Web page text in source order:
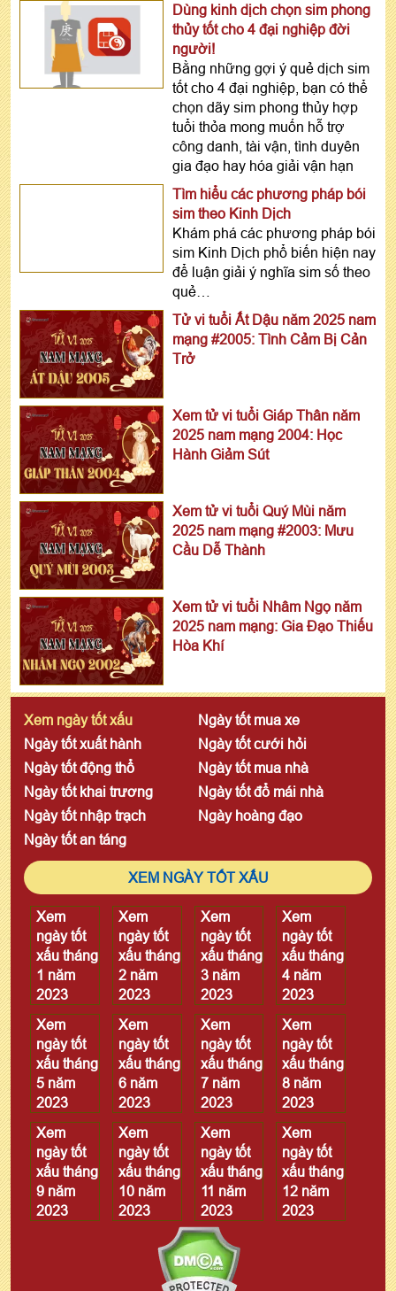
Dùng kinh dịch chọn sim phong
thủy tốt cho 4 đại nghiệp đời
người!
Bằng những gợi ý quẻ dịch sim
tốt cho 4 đại nghiệp, bạn có thể
chọn dãy sim phong thủy hợp
tuổi thỏa mong muốn hỗ trợ
công danh, tài vận, tình duyên
gia đạo hay hóa giải vận hạn
Tìm hiểu các phương pháp bói
sim theo Kinh Dịch
Khám phá các phương pháp bói
sim Kinh Dịch phổ biến hiện nay
để luận giải ý nghĩa sim số theo
quẻ…
Tử vi tuổi Ất Dậu năm 2025 nam
mạng #2005: Tình Cảm Bị Cản
Trở
Xem tử vi tuổi Giáp Thân năm
2025 nam mạng 2004: Học
Hành Giảm Sút
Xem tử vi tuổi Quý Mùi năm
2025 nam mạng #2003: Mưu
Cầu Dễ Thành
Xem tử vi tuổi Nhâm Ngọ năm
2025 nam mạng: Gia Đạo Thiếu
Hòa Khí
Xem ngày tốt xấu
Ngày tốt mua xe
Ngày tốt xuất hành
Ngày tốt cưới hỏi
Ngày tốt động thổ
Ngày tốt mua nhà
Ngày tốt khai trương
Ngày tốt đổ mái nhà
Ngày tốt nhập trạch
Ngày hoàng đạo
Ngày tốt an táng
XEM NGÀY TỐT XẤU
Xem
ngày tốt
xấu tháng
1 năm
2023
Xem
ngày tốt
xấu tháng
2 năm
2023
Xem
ngày tốt
xấu tháng
3 năm
2023
Xem
ngày tốt
xấu tháng
4 năm
2023
Xem
ngày tốt
xấu tháng
5 năm
2023
Xem
ngày tốt
xấu tháng
6 năm
2023
Xem
ngày tốt
xấu tháng
7 năm
2023
Xem
ngày tốt
xấu tháng
8 năm
2023
Xem
ngày tốt
xấu tháng
9 năm
2023
Xem
ngày tốt
xấu tháng
10 năm
2023
Xem
ngày tốt
xấu tháng
11 năm
2023
Xem
ngày tốt
xấu tháng
12 năm
2023